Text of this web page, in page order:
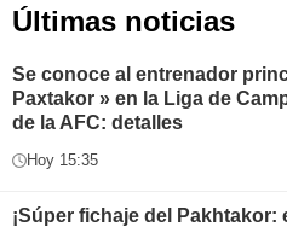
Últimas noticias
Se conoce al entrenador
Paxtakor » en la Liga de
de la AFC: detalles
Hoy 15:35
¡Súper fichaje del Pakhtakor: